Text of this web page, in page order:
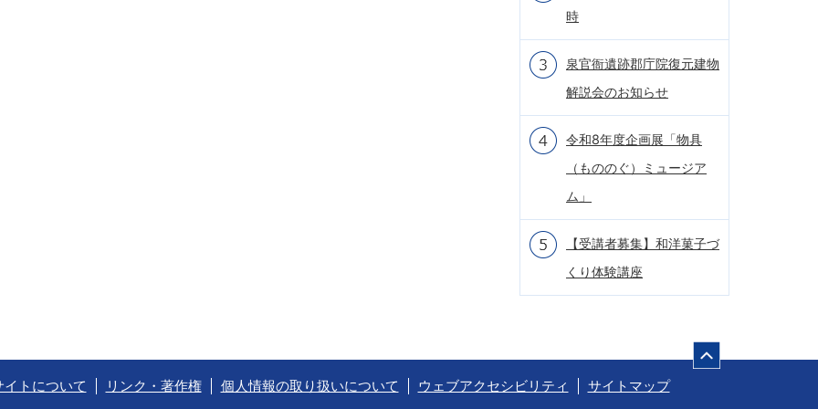
時
泉官衙遺跡郡庁院復元建物
解説会のお知らせ
令和8年度企画展「物具
（もののぐ）ミュージア
ム」
【受講者募集】和洋菓子づ
くり体験講座
イトについて リンク・著作権 個人情報の取り扱いについて ウェブアクセシビリティ サイトマップ